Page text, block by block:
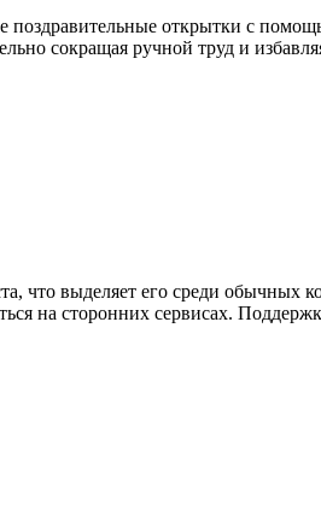
открытки с
сокращая ручной труд и
что выделяет его среди обычных
на сторонних сервисах.